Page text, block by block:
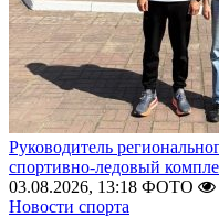
Руководитель
спортивно-ледовый
03.08.2026, 13:18 ФОТО
Новости спорта